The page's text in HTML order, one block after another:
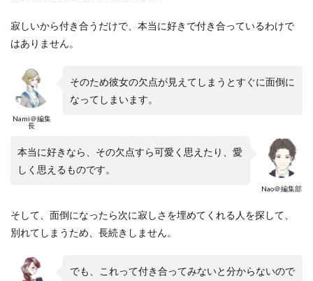
寂しいから付き合うだけで、本当に好きで付き合っているわけで
はありません。
Nami＠編集
長
そのため彼女の欠点が見えてしまうとすぐに面倒に
なってしまいます。
Nao＠編集部
本当に好きなら、その欠点すら可愛く思えたり、愛
しく思えるものです。
そして、面倒になったら次に寂しさを埋めてくれる人を探して、
別れてしまうため、長続きしません。
でも、これって付き合ってみないと分からないので